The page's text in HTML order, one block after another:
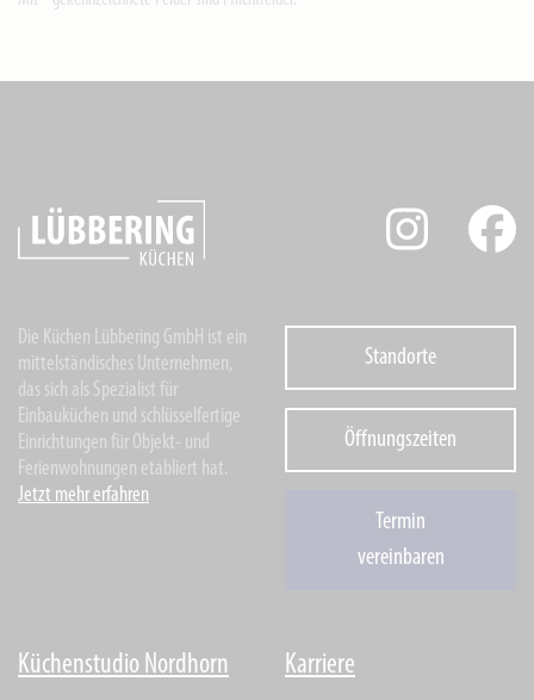
Die Küchen Lübbering GmbH ist ein
mittelständisches Unternehmen,
das sich als Spezialist für
Einbauküchen und schlüsselfertige
Einrichtungen für Objekt- und
Ferienwohnungen etabliert hat.
Jetzt mehr erfahren
Standorte
Öffnungszeiten
Termin
vereinbaren
Küchenstudio Nordhorn
Karriere